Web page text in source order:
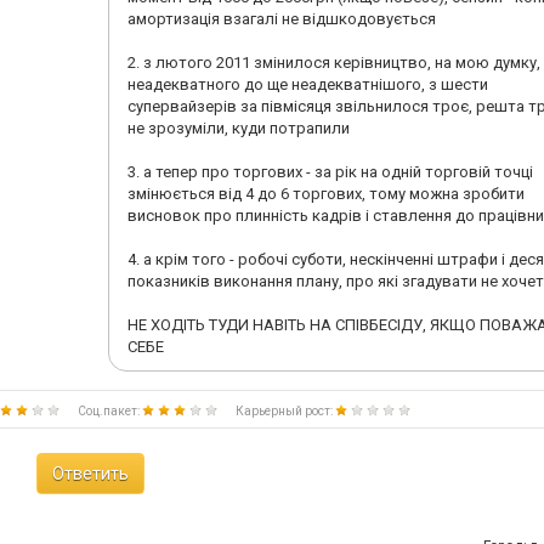
ставят по принципу,чем дурней человек тем легче сним
рынке за счет разумного менеджмента
организации,но,отношение к
к быдлу.Жаль, что имидж такой компании портит
низким уровнем развития. И все те,кто оставляет здесь
всему,шествует дальше.
Совет всем-всем:если Ваш уровень достаточно
многому другому, не тратьте попусту время в баядере,
и эко ,это одна большая клаака.Персонал в компании-
плата чуть выше средней-это факт.Карьерный рост -
профанация, процветает сплошное лизаблюдство:
должного высшего образования занимают
должности, от сюда - глупые распоряжения, которые
меняются в течение дня по несколько раз.
амортизація взагалі не відшкодовується
2. з лютого 2011 змінилося керівництво, на мою думку,
неадекватного до ще неадекватнішого, з шести
супервайзерів за півмісяця звільнилося троє, решта
не зрозуміли, куди потрапили
3. а тепер про торгових - за рік на одній торговій точці
змінюється від 4 до 6 торгових, тому можна зробити
висновок про плинність кадрів і ставлення до
4. а крім того - робочі суботи, нескінченні штрафи і
показників виконання плану, про які згадувати не
НЕ ХОДІТЬ ТУДИ НАВІТЬ НА СПІВБЕСІДУ, ЯКЩО
СЕБЕ
Соц.пакет: Карьерный рост:
Ответить